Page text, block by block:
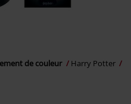
de couleur
Harry Potter